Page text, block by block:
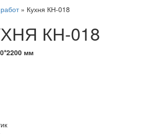
» Кухня КН-018
КН-018
мм